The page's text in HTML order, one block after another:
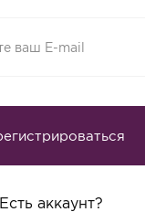
Есть аккаунт?